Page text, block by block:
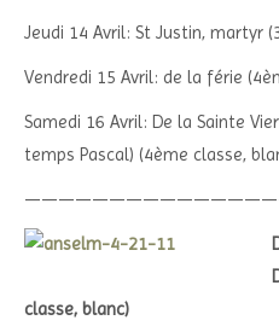
Jeudi 14 Avril: St Justin, martyr
Vendredi 15 Avril: de la férie
Samedi 16 Avril: De la Sainte
temps Pascal) (4ème classe,
classe, blanc)